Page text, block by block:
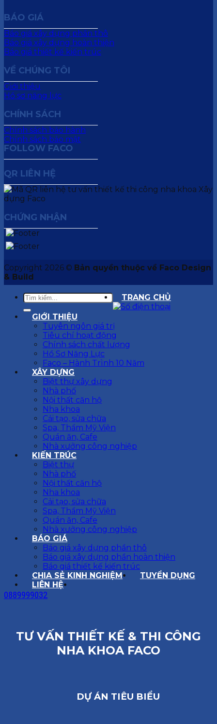
BÁO GIÁ
Báo giá xây dựng phần thô
Báo giá xây dựng hoàn thiện
Báo giá thiết kế kiến trúc
VỀ CHÚNG TÔI
Giới thiệu
Hồ sơ năng lực
CHÍNH SÁCH
Chính sách bảo hành
Chính sách bảo mật
FOLLOW FACO
QR LIÊN HỆ
CHỨNG NHẬN
Copyright 2026 © Bản quyền thuộc về Faco Design
& Build
TRANG CHỦ
GIỚI THIỆU
Tuyên ngôn giá trị
Tiêu chí hoạt động
Chính sách chất lượng
Hồ Sơ Năng Lực
Faco – Hành Trình 10 Năm
XÂY DỰNG
Biệt thự xây dựng
Nhà phố
Nội thất căn hộ
Nha khoa
Cải tạo, sửa chữa
Spa, Thẩm Mỹ Viện
Quán ăn, Cafe
Nhà xưởng công nghiệp
KIẾN TRÚC
Biệt thự
Nhà phố
Nội thất căn hộ
Nha khoa
Cải tạo, sửa chữa
Spa, Thẩm Mỹ Viện
Quán ăn, Cafe
Nhà xưởng công nghiệp
BÁO GIÁ
Báo giá xây dựng phần thô
Báo giá xây dựng phần hoàn thiện
Báo giá thiết kế kiến trúc
CHIA SẺ KINH NGHIỆM
TUYỂN DỤNG
LIÊN HỆ
0889999032
TƯ VẤN THIẾT KẾ & THI CÔNG
NHA KHOA FACO
DỰ ÁN TIÊU BIỂU